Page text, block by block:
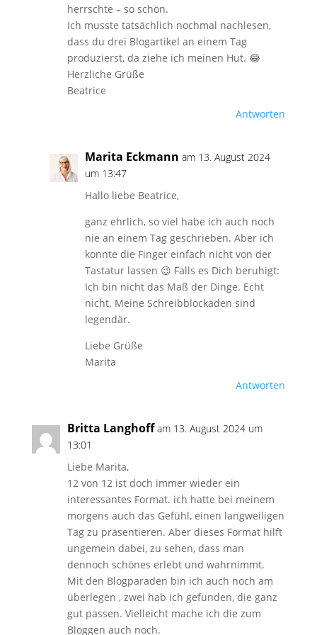
herrschte – so schön.
Ich musste tatsächlich nochmal nachlesen,
dass du drei Blogartikel an einem Tag
produzierst, da ziehe ich meinen Hut. 😂
Herzliche Grüße
Beatrice
Antworten
Marita Eckmann am 13. August 2024
um 13:47
Hallo liebe Beatrice,
ganz ehrlich, so viel habe ich auch noch
nie an einem Tag geschrieben. Aber ich
konnte die Finger einfach nicht von der
Tastatur lassen 😉 Falls es Dich beruhigt:
Ich bin nicht das Maß der Dinge. Echt
nicht. Meine Schreibblockaden sind
legendär.
Liebe Grüße
Marita
Antworten
Britta Langhoff am 13. August 2024 um
13:01
Liebe Marita,
12 von 12 ist doch immer wieder ein
interessantes Format. ich hatte bei meinem
morgens auch das Gefühl, einen langweiligen
Tag zu präsentieren. Aber dieses Format hilft
ungemein dabei, zu sehen, dass man
dennoch schönes erlebt und wahrnimmt.
Mit den Blogparaden bin ich auch noch am
überlegen , zwei hab ich gefunden, die ganz
gut passen. Vielleicht mache ich die zum
Bloggen auch noch.